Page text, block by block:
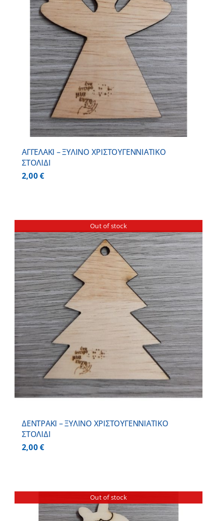
ΑΓΓΕΛΑΚΙ – ΞΥΛΙΝO ΧΡΙΣΤΟΥΓΕΝΝΙΑΤΙΚO
ΣΤΟΛΙΔΙ
2,00€
Out of stock
ΔΕΝΤΡΑΚΙ – ΞΥΛΙΝO ΧΡΙΣΤΟΥΓΕΝΝΙΑΤΙΚO
ΣΤΟΛΙΔΙ
2,00€
Out of stock